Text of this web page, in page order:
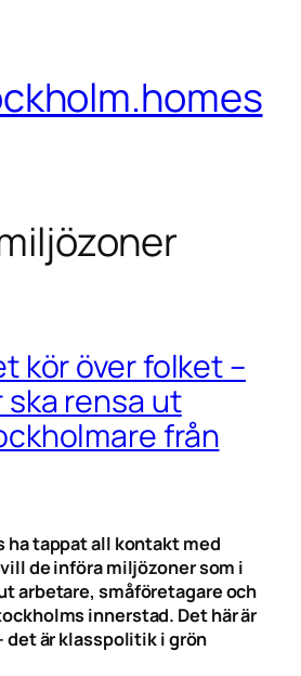
kör över folket –
rensa ut
från
tappat all kontakt med
de införa miljözoner som i
arbetare, småföretagare och
innerstad. Det här är
är klasspolitik i grön